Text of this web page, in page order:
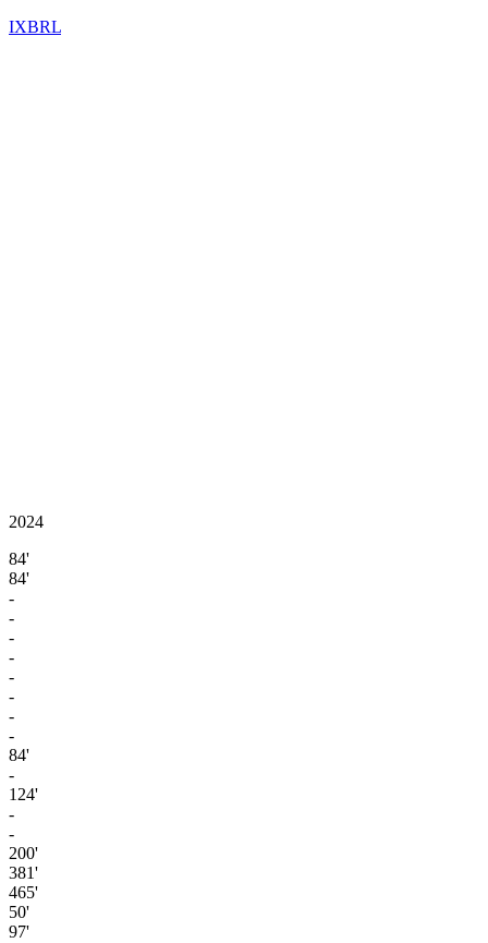
IXBRL
2024
84'
84'
-
-
-
-
-
-
-
-
84'
-
124'
-
-
200'
381'
465'
50'
97'